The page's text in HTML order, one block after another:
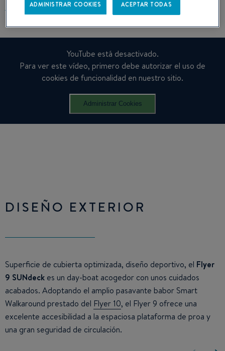
YouTube está desactivado.
Para ver este vídeo, primero debe autorizar el uso de
cookies de funcionalidad en nuestro sitio.
Administrar Cookies
DISEÑO EXTERIOR
Superficie de cubierta optimizada, diseño deportivo, el Flyer
9 SUNdeck es un day-boat acogedor con unos cuidados
acabados. Adoptando el amplio pasavante babor Smart
Walkaround prestado del Flyer 10, el Flyer 9 ofrece una
excelente accesibilidad a la espaciosa plataforma de proa y
una gran seguridad de circulación.
ADMINISTRAR COOKIES ACEPTAR TODAS